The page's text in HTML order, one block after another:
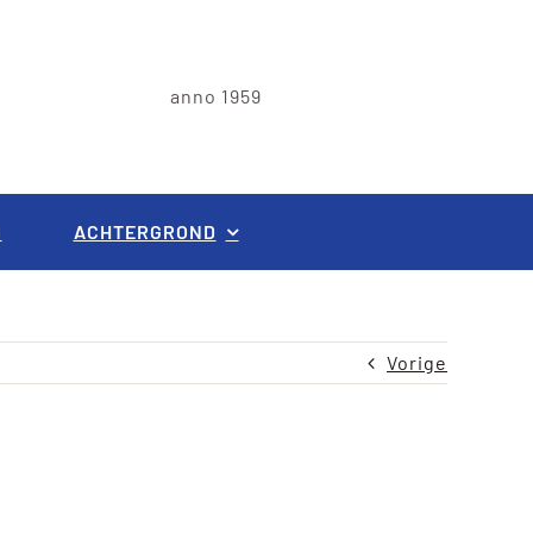
anno 1959
ACHTERGROND
Vorige